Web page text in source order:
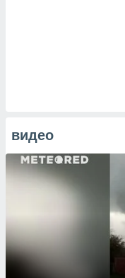
видео